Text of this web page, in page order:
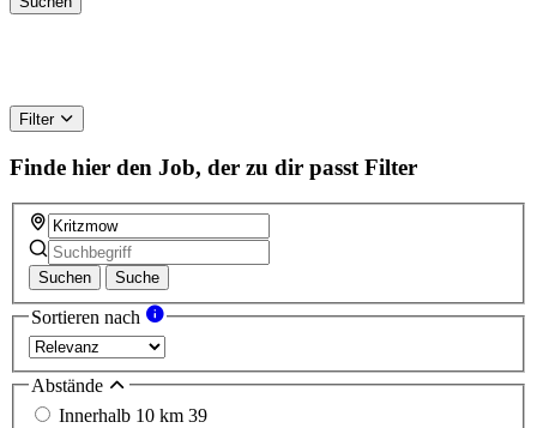
Filter
Finde hier den Job, der zu dir passt Filter
Suchen Suche
Sortieren nach
Abstände
Innerhalb 10 km 39